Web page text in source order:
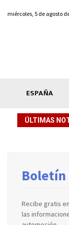
miércoles, 5 de agosto
ESPAÑA
ÚLTIMAS
Recibe gratis
las